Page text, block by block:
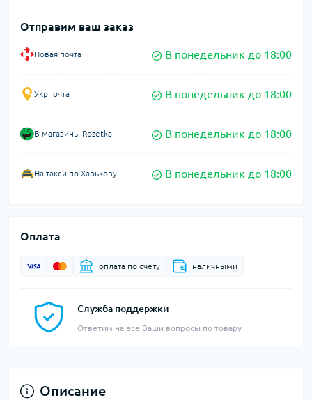
Отправим ваш заказ
Новая почта В понедельник до 18:00
Укрпочта В понедельник до 18:00
В магазины Rozetka В понедельник до 18:00
На такси по Харькову В понедельник до 18:00
Оплата
оплата по счету наличными
Служба поддержки
Ответим на все Ваши вопросы по товару
Описание